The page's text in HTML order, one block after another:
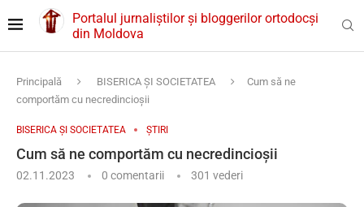
Portalul jurnaliștilor și bloggerilor ortodocși
din Moldova
Principală BISERICA ȘI SOCIETATEA
Cum să ne
comportăm cu necredincioșii
BISERICA ȘI SOCIETATEA ȘTIRI
Cum să ne comportăm cu necredincioșii
02.11.2023 0 comentarii 301 vederi